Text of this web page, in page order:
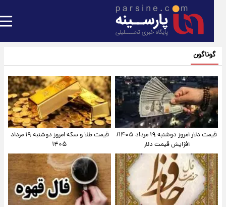
گوناگون
قیمت دلار امروز دوشنبه ۱۹ مرداد ۱۴۰۵/
افزایش قیمت دلار
قیمت طلا و سکه امروز دوشنبه ۱۹ مرداد
۱۴۰۵